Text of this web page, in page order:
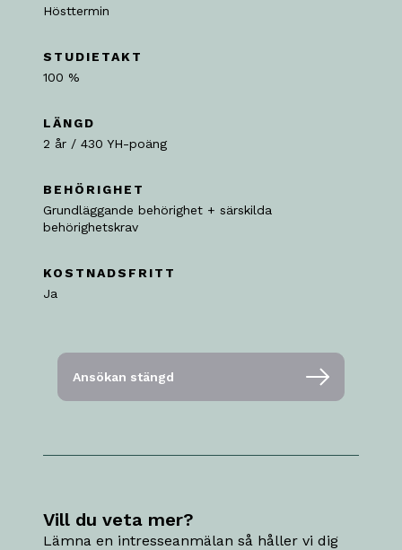
Hösttermin
STUDIETAKT
100 %
LÄNGD
2 år / 430 YH-poäng
BEHÖRIGHET
Grundläggande behörighet + särskilda
behörighetskrav
KOSTNADSFRITT
Ja
Ansökan stängd
Vill du veta mer?
Lämna en intresseanmälan så håller vi dig